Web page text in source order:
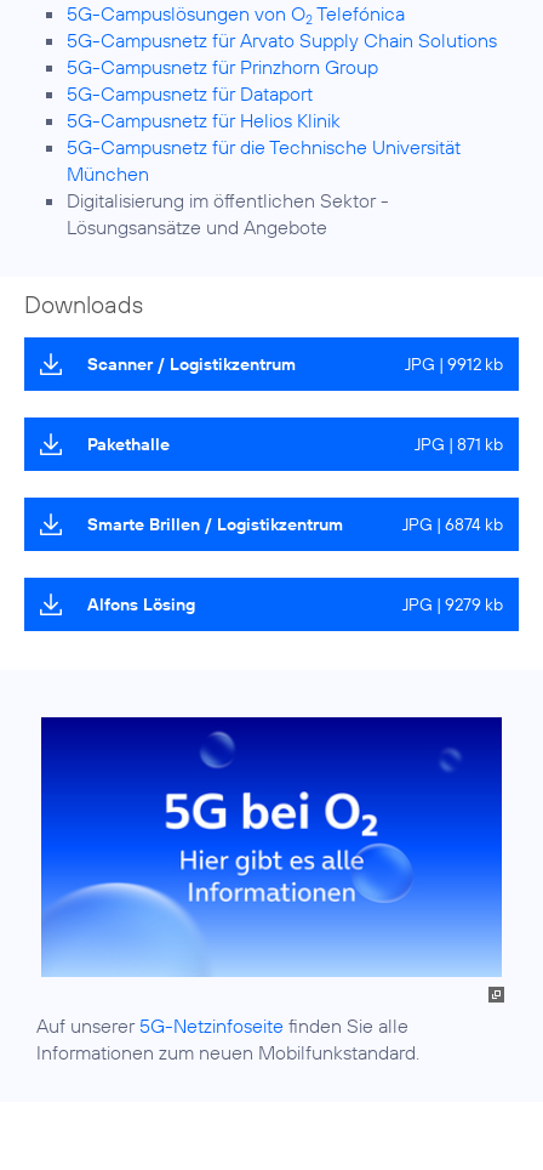
5G-Campuslösungen von O2 Telefónica
5G-Campusnetz für Arvato Supply Chain Solutions
5G-Campusnetz für Prinzhorn Group
5G-Campusnetz für Dataport
5G-Campusnetz für Helios Klinik
5G-Campusnetz für die Technische Universität
München
Digitalisierung im öffentlichen Sektor-
Lösungsansätze und Angebote
Downloads
Scanner / Logistikzentrum JPG | 9912 kb
Pakethalle JPG | 871 kb
Smarte Brillen / Logistikzentrum JPG | 6874 kb
Alfons Lösing JPG | 9279 kb
Auf unserer 5G-Netzinfoseite finden Sie alle
Informationen zum neuen Mobilfunkstandard.